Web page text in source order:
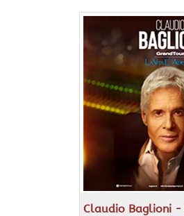
Claudio Baglioni